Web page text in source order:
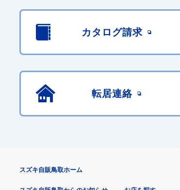
カタログ請求
転居連絡
スズキ自販鳥取ホーム